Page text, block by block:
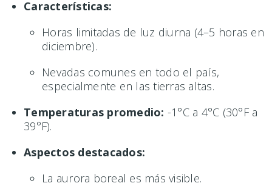
Características:
Horas limitadas de luz diurna (4–5 horas en
diciembre).
Nevadas comunes en todo el país,
especialmente en las tierras altas.
Temperaturas promedio: -1°C a 4°C (30°F a
39°F).
Aspectos destacados:
La aurora boreal es más visible.